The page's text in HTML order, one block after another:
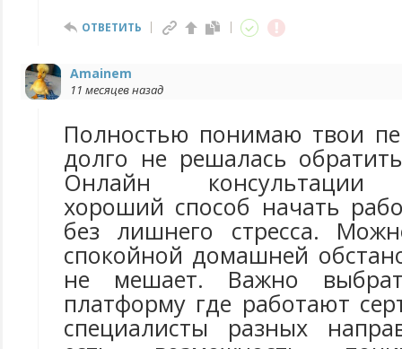
ОТВЕТИТЬ
Amainem
11 месяцев назад
Полностью понимаю твои
долго не решалась
Онлайн консультации
хороший способ начать
без лишнего стресса.
спокойной домашней
не мешает. Важно
платформу где работают
специалисты разных